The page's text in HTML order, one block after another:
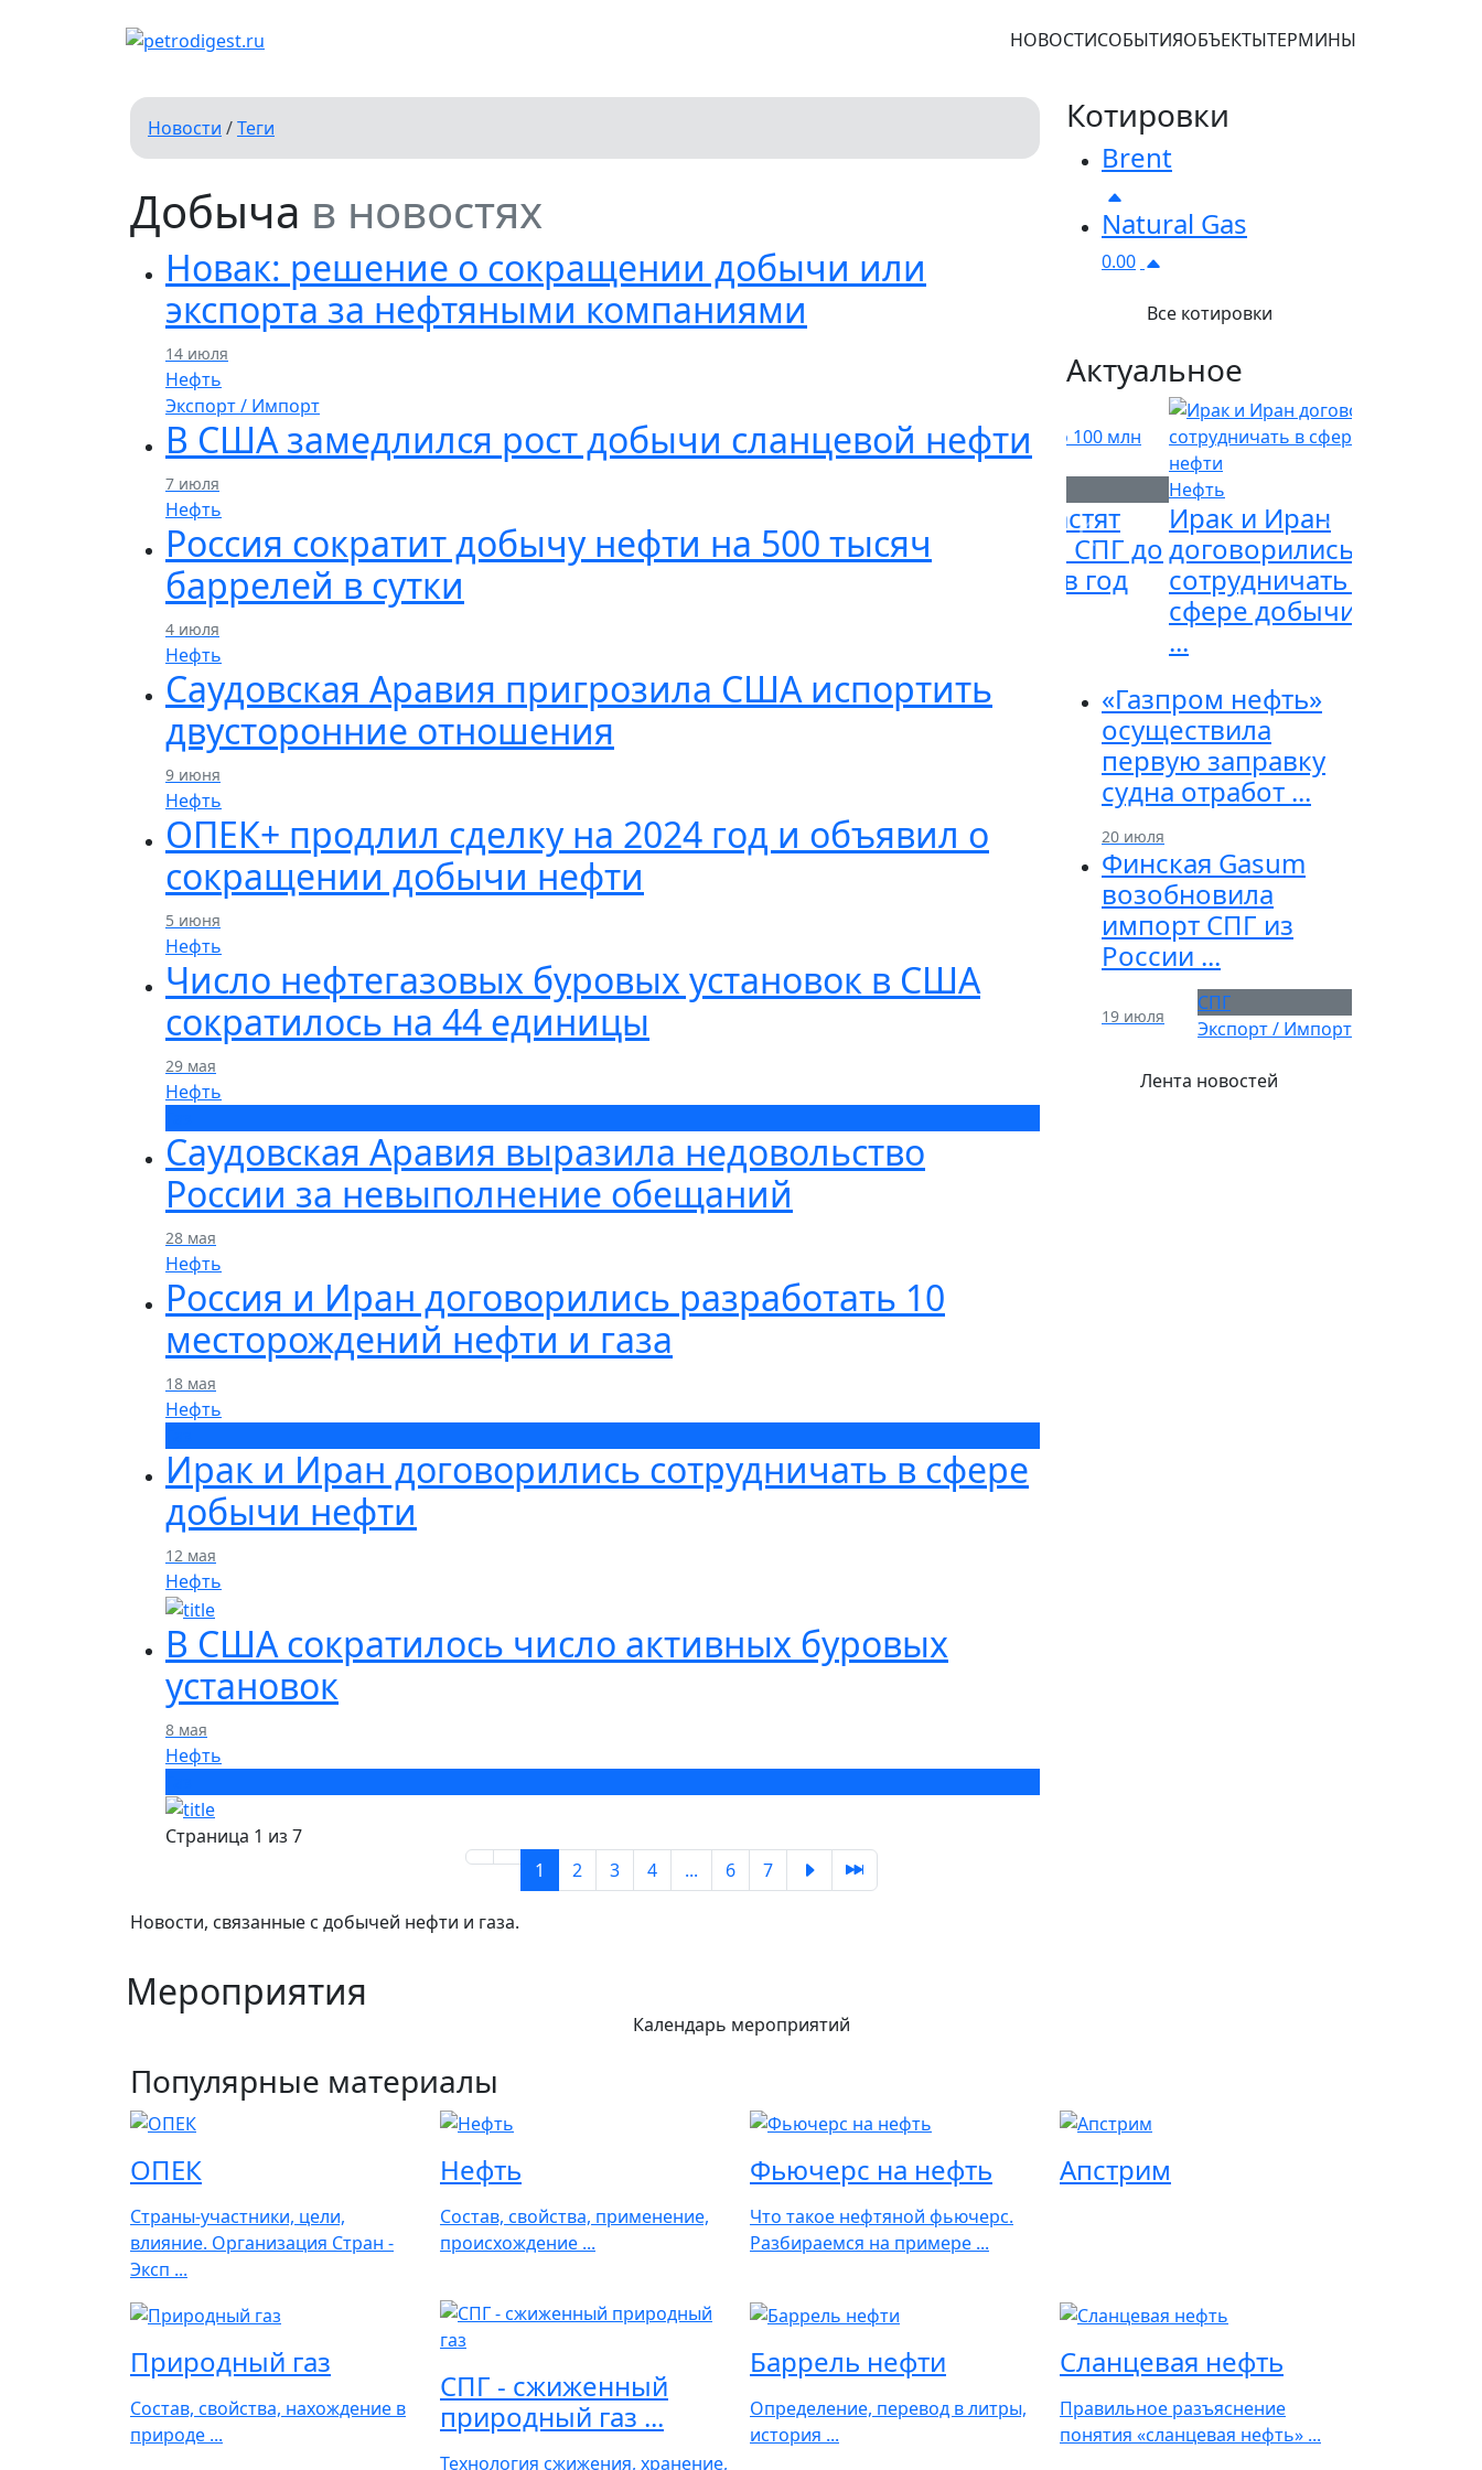
НОВОСТИСОБЫТИЯОБЪЕКТЫТЕРМИНЫ
Новости /Теги
Добыча в новостях
Новак: решение о сокращении добычи или
экспорта за нефтяными компаниями
14 июля
Нефть
Экспорт / Импорт
В США замедлился рост добычи сланцевой нефти
7 июля
Нефть
Россия сократит добычу нефти на 500 тысяч
баррелей в сутки
4 июля
Нефть
Саудовская Аравия пригрозила США испортить
двусторонние отношения
9 июня
Нефть
ОПЕК+ продлил сделку на 2024 год и объявил о
сокращении добычи нефти
5 июня
Нефть
Число нефтегазовых буровых установок в США
сократилось на 44 единицы
29 мая
Нефть
Саудовская Аравия выразила недовольство
России за невыполнение обещаний
28 мая
Нефть
Россия и Иран договорились разработать 10
месторождений нефти и газа
18 мая
Нефть
Ирак и Иран договорились сотрудничать в сфере
добычи нефти
12 мая
Нефть
В США сократилось число активных буровых
установок
8 мая
Нефть
Страница 1 из 7
1
2 3 4 ... 6 7
Новости, связанные с добычей нефти и газа.
Котировки
Brent
Natural Gas
0.00
Все котировки
Актуальное
Ирак и Иран
договорились
сотрудничать в
сфере добычи нефти
Previous Next
«Газпром нефть»
осуществила
первую заправку
судна отработ ...
20 июля
Финская Gasum
возобновила
импорт СПГ из
России ...
19 июля
СПГ
Экспорт / Импорт
Лента новостей
Мероприятия
Календарь мероприятий
Популярные материалы
ОПЕК
Страны-участники, цели,
влияние. Организация Стран -
Эксп ...
Нефть
Состав, свойства, применение,
происхождение ...
Фьючерс на нефть
Что такое нефтяной фьючерс.
Разбираемся на примере ...
Апстрим
Природный газ
Состав, свойства, нахождение в
природе ...
СПГ - сжиженный
природный газ ...
Технология сжижения, хранение,
Баррель нефти
Определение, перевод в литры,
история ...
Сланцевая нефть
Правильное разъяснение
понятия «сланцевая нефть» ...